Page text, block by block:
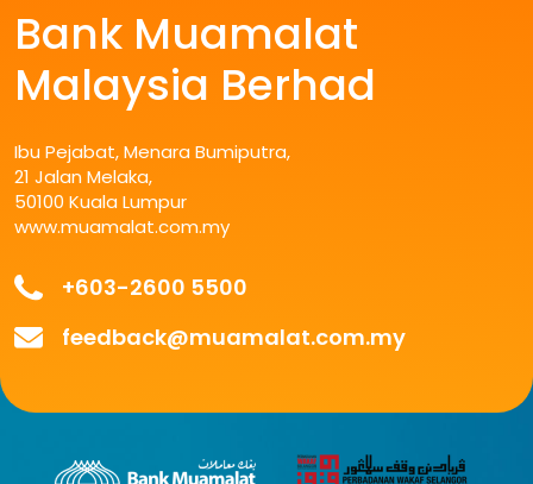
Bank Muamalat
Malaysia Berhad
Ibu Pejabat, Menara Bumiputra,
21 Jalan Melaka,
50100 Kuala Lumpur
www.muamalat.com.my
+603-2600 5500
feedback@muamalat.com.my